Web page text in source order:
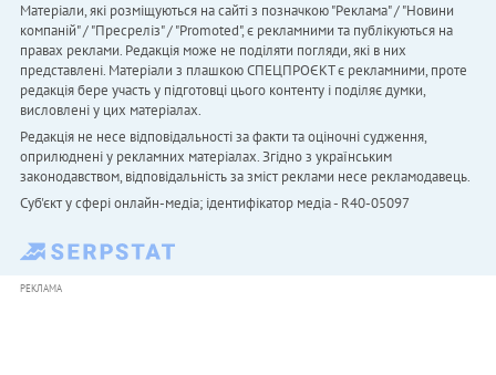
Матеріали, які розміщуються на сайті з позначкою "Реклама" / "Новини
компаній" / "Пресреліз" / "Promoted", є рекламними та публікуються на
правах реклами. Редакція може не поділяти погляди, які в них
представлені. Матеріали з плашкою СПЕЦПРОЄКТ є рекламними, проте
редакція бере участь у підготовці цього контенту і поділяє думки,
висловлені у цих матеріалах.
Редакція не несе відповідальності за факти та оціночні судження,
оприлюднені у рекламних матеріалах. Згідно з українським
законодавством, відповідальність за зміст реклами несе рекламодавець.
Cуб'єкт у сфері онлайн-медіа; ідентифікатор медіа - R40-05097
РЕКЛАМА